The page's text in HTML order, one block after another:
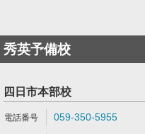
秀英予備校
四日市本部校
059-350-5955